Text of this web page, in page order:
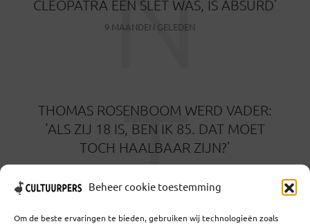
Beheer cookie toestemming
Om de beste ervaringen te bieden, gebruiken wij technologieën zoals
CLEOPATRA EEN SLET WAS, IS ABSURD’
9 MAANDEN GELEDEN
THOMAS ROSENBOOM WERD VADER:
‘ALS ZIJ 18 IS, BEN IK 85. DAT MOET
TOCH HAALBAAR ZIJN?’
T